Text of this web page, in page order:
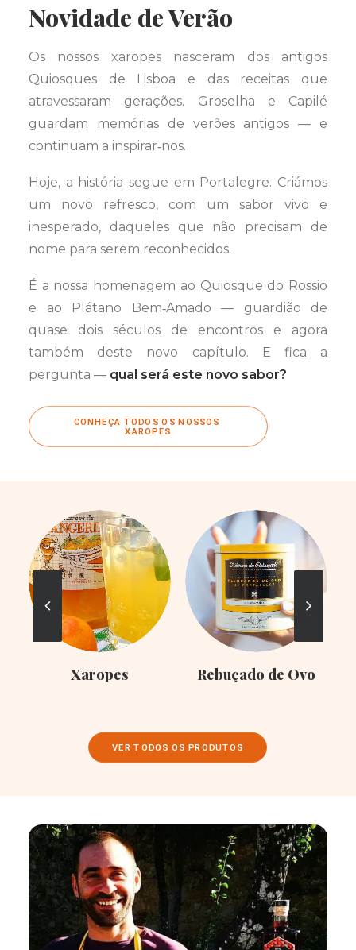
Novidade de Verão
Os nossos xaropes nasceram dos antigos
Quiosques de Lisboa e das receitas que
atravessaram gerações. Groselha e Capilé
guardam memórias de verões antigos — e
continuam a inspirar‑nos.
Hoje, a história segue em Portalegre. Criámos
um novo refresco, com um sabor vivo e
inesperado, daqueles que não precisam de
nome para serem reconhecidos.
É a nossa homenagem ao Quiosque do Rossio
e ao Plátano Bem‑Amado — guardião de
quase dois séculos de encontros e agora
também deste novo capítulo. E fica a
pergunta — qual será este novo sabor?
CONHEÇA TODOS OS NOSSOS
XAROPES
Xaropes Rebuçado de Ovo
VER TODOS OS PRODUTOS